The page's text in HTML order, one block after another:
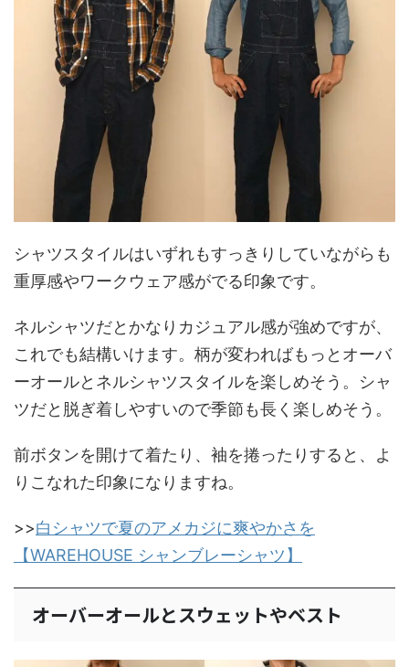
シャツスタイルはいずれもすっきりしていながらも
重厚感やワークウェア感がでる印象です。
ネルシャツだとかなりカジュアル感が強めですが、
これでも結構いけます。柄が変わればもっとオーバ
ーオールとネルシャツスタイルを楽しめそう。シャ
ツだと脱ぎ着しやすいので季節も長く楽しめそう。
前ボタンを開けて着たり、袖を捲ったりすると、よ
りこなれた印象になりますね。
>>白シャツで夏のアメカジに爽やかさを
【WAREHOUSE シャンブレーシャツ】
オーバーオールとスウェットやベスト